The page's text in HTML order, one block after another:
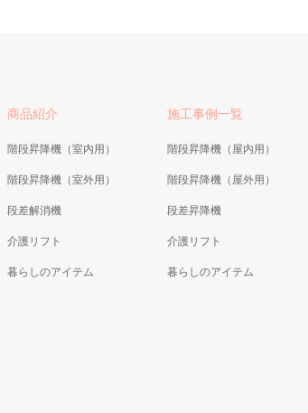
商品紹介
階段昇降機（室内用）
階段昇降機（室外用）
段差解消機
介護リフト
暮らしのアイテム
施工事例一覧
階段昇降機（屋内用）
階段昇降機（屋外用）
段差昇降機
介護リフト
暮らしのアイテム